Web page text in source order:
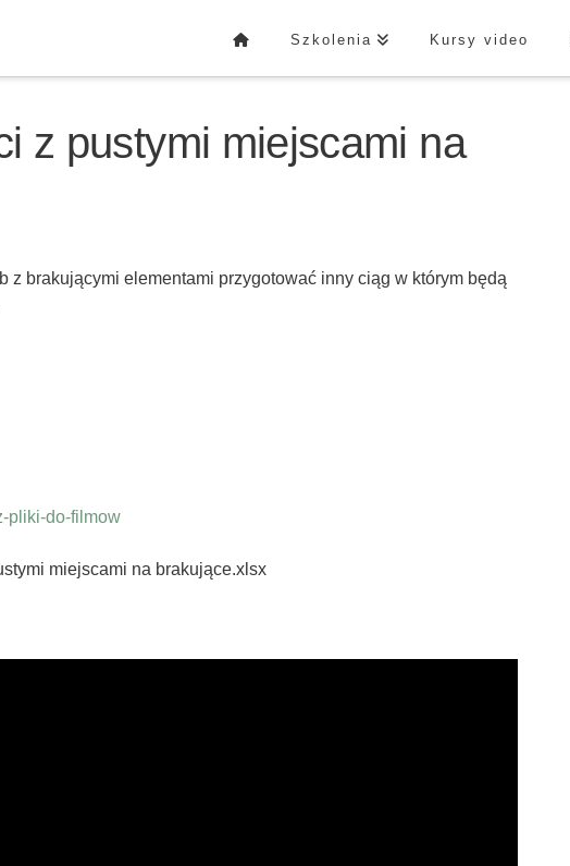
Szkolenia Kursy video
z pustymi miejscami na
brakującymi elementami przygotować inny ciąg w którym będą
pliki-do-filmow
miejscami na brakujące.xlsx